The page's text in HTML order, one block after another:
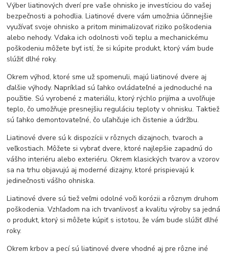
Výber liatinových dverí pre vaše ohnisko je investíciou do vašej
bezpečnosti a pohodlia. Liatinové dvere vám umožnia účinnejšie
využívať svoje ohnisko a pritom minimalizovať riziko poškodenia
alebo nehody. Vďaka ich odolnosti voči teplu a mechanickému
poškodeniu môžete byť istí, že si kúpite produkt, ktorý vám bude
slúžiť dlhé roky.
Okrem výhod, ktoré sme už spomenuli, majú liatinové dvere aj
ďalšie výhody. Napríklad sú ľahko ovládateľné a jednoduché na
použitie. Sú vyrobené z materiálu, ktorý rýchlo prijíma a uvoľňuje
teplo, čo umožňuje presnejšiu reguláciu teploty v ohnisku. Taktiež
sú ľahko demontovateľné, čo uľahčuje ich čistenie a údržbu.
Liatinové dvere sú k dispozícii v rôznych dizajnoch, tvaroch a
veľkostiach. Môžete si vybrať dvere, ktoré najlepšie zapadnú do
vášho interiéru alebo exteriéru. Okrem klasických tvarov a vzorov
sa na trhu objavujú aj moderné dizajny, ktoré prispievajú k
jedinečnosti vášho ohniska.
Liatinové dvere sú tiež veľmi odolné voči korózii a rôznym druhom
poškodenia. Vzhľadom na ich trvanlivosť a kvalitu výroby sa jedná
o produkt, ktorý si môžete kúpiť s istotou, že vám bude slúžiť dlhé
roky.
Okrem krbov a pecí sú liatinové dvere vhodné aj pre rôzne iné